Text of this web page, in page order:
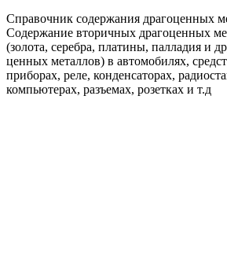
Справочник содержания драгоценных
Содержание вторичных драгоценных
(золота, серебра, платины, палладия и
ценных металлов) в автомобилях,
приборах, реле, конденсаторах,
компьютерах, разъемах, розетках и т.д